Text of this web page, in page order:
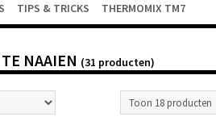
TIPS & TRICKS THERMOMIX TM7
NAAIEN (31 producten)